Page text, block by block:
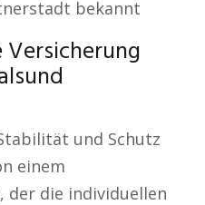
bekannt
und Schutz
einem
der die individuellen